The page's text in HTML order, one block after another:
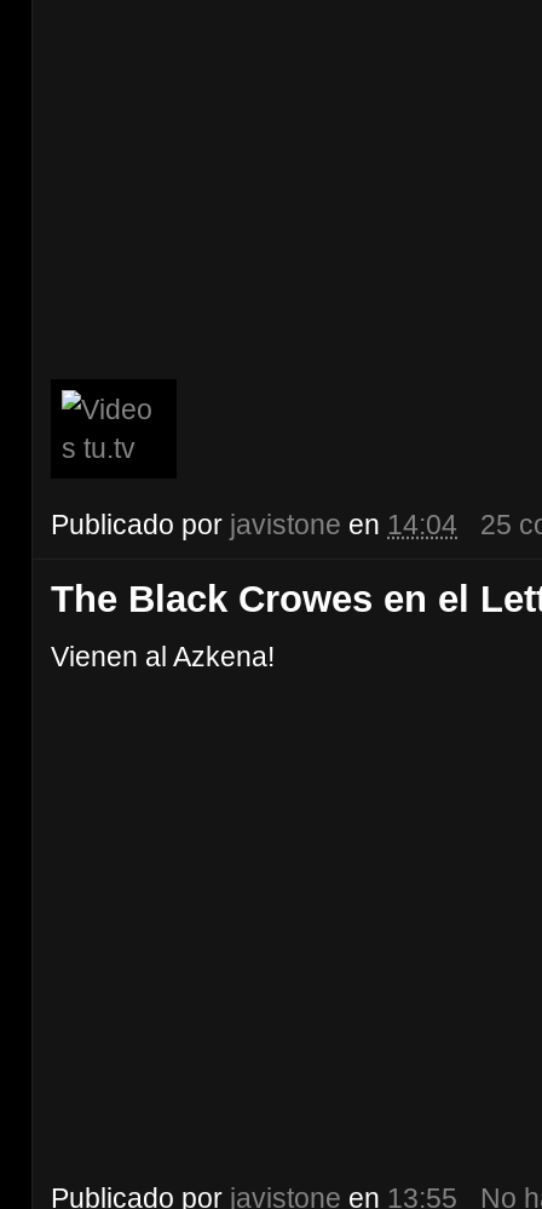
Publicado por javistone en 14:04 25
The Black Crowes en el
Vienen al Azkena!
Publicado por javistone en 13:55 No